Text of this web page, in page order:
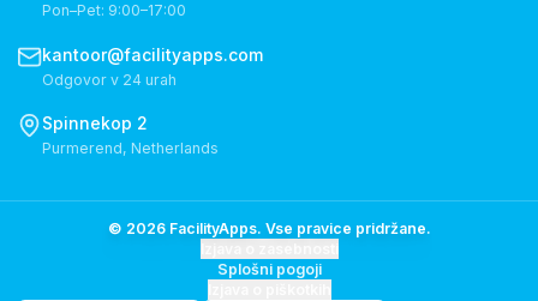
Pon–Pet: 9:00–17:00
kantoor@facilityapps.com
Odgovor v 24 urah
Spinnekop 2
Purmerend, Netherlands
© 2026 FacilityApps. Vse pravice pridržane.
Splošni pogoji